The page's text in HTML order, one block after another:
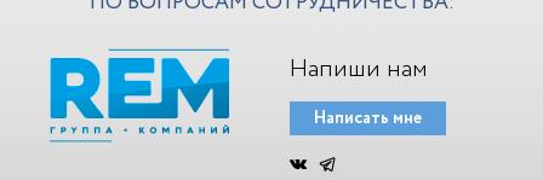
Напиши нам
Написать мне